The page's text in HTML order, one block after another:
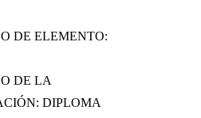
DE ELEMENTO:
DE LA
DIPLOMA